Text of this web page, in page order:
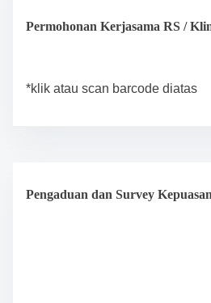
Permohonan Kerjasama RS /
*klik atau scan barcode diatas
Pengaduan dan Survey